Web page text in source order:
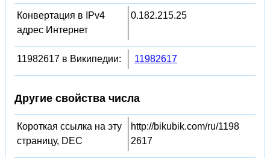
Конвертация в IPv4
адрес Интернет
0.182.215.25
11982617 в Википедии: 11982617
Другие свойства числа
Короткая ссылка на эту
страницу, DEC
http://bikubik.com/ru/1198
2617